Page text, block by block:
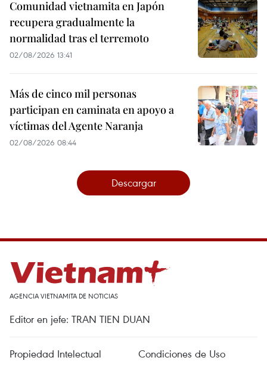
Comunidad vietnamita en Japón
recupera gradualmente la
normalidad tras el terremoto
02/08/2026 13:41
Más de cinco mil personas
participan en caminata en apoyo a
víctimas del Agente Naranja
02/08/2026 08:44
Descargar
AGENCIA VIETNAMITA DE NOTICIAS
Editor en jefe: TRAN TIEN DUAN
Propiedad Intelectual
Condiciones de Uso